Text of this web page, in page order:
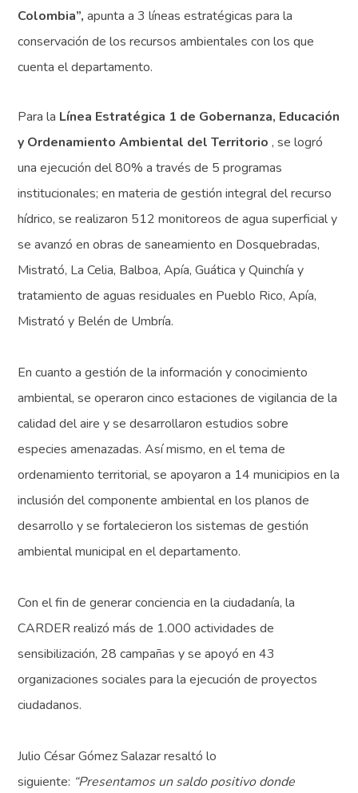
Colombia”, apunta a 3 líneas estratégicas para la
conservación de los recursos ambientales con los que
cuenta el departamento.
Para la Línea Estratégica 1 de Gobernanza, Educación
y Ordenamiento Ambiental del Territorio , se logró
una ejecución del 80% a través de 5 programas
institucionales; en materia de gestión integral del recurso
hídrico, se realizaron 512 monitoreos de agua superficial y
se avanzó en obras de saneamiento en Dosquebradas,
Mistrató, La Celia, Balboa, Apía, Guática y Quinchía y
tratamiento de aguas residuales en Pueblo Rico, Apía,
Mistrató y Belén de Umbría.
En cuanto a gestión de la información y conocimiento
ambiental, se operaron cinco estaciones de vigilancia de la
calidad del aire y se desarrollaron estudios sobre
especies amenazadas. Así mismo, en el tema de
ordenamiento territorial, se apoyaron a 14 municipios en la
inclusión del componente ambiental en los planos de
desarrollo y se fortalecieron los sistemas de gestión
ambiental municipal en el departamento.
Con el fin de generar conciencia en la ciudadanía, la
CARDER realizó más de 1.000 actividades de
sensibilización, 28 campañas y se apoyó en 43
organizaciones sociales para la ejecución de proyectos
ciudadanos.
Julio César Gómez Salazar resaltó lo
siguiente: “Presentamos un saldo positivo donde